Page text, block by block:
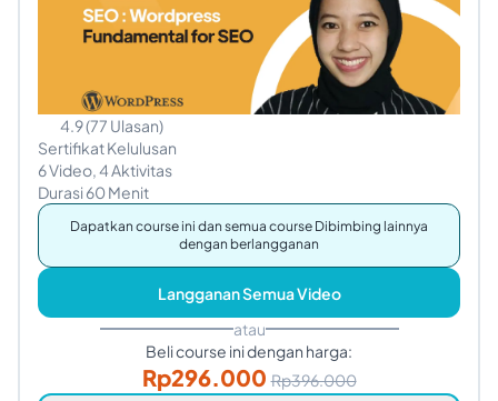
4.9(77 Ulasan)
Sertifikat Kelulusan
6Video,4Aktivitas
Durasi 60Menit
Dapatkan course ini dan semua course Dibimbing lainnya
dengan berlangganan
Langganan Semua Video
atau
Beli course ini dengan harga:
Rp296.000 Rp396.000